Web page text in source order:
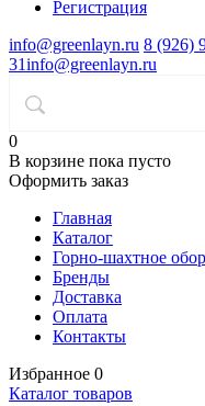
Регистрация
info@greenlayn.ru 8 (926)
31info@greenlayn.ru
0
В корзине пока пусто
Оформить заказ
Главная
Каталог
Горно-шахтное
Бренды
Доставка
Оплата
Контакты
Избранное 0
Каталог товаров